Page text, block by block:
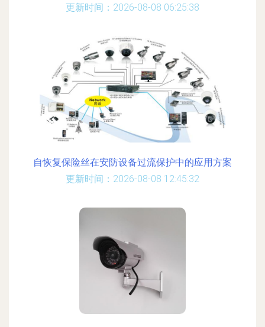
更新时间：2026-08-08 06:25:38
自恢复保险丝在安防设备过流保护中的应用方案
更新时间：2026-08-08 12:45:32